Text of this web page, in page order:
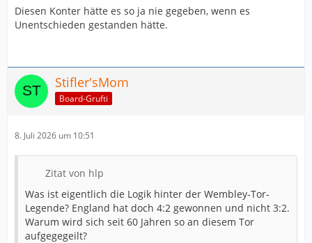
Diesen Konter hätte es so ja nie gegeben, wenn es
Unentschieden gestanden hätte.
Stifler'sMom
Board-Grufti
8. Juli 2026 um 10:51
Zitat von hlp
Was ist eigentlich die Logik hinter der Wembley-Tor-
Legende? England hat doch 4:2 gewonnen und nicht 3:2.
Warum wird sich seit 60 Jahren so an diesem Tor
aufgegegeilt?